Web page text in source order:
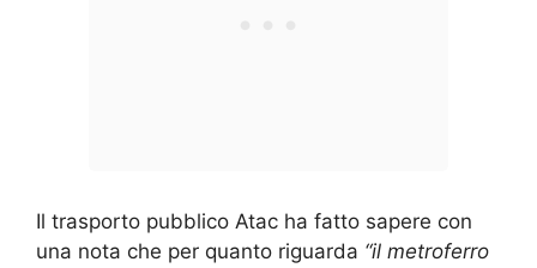
Il trasporto pubblico Atac ha fatto sapere con
una nota che per quanto riguarda “il metroferro